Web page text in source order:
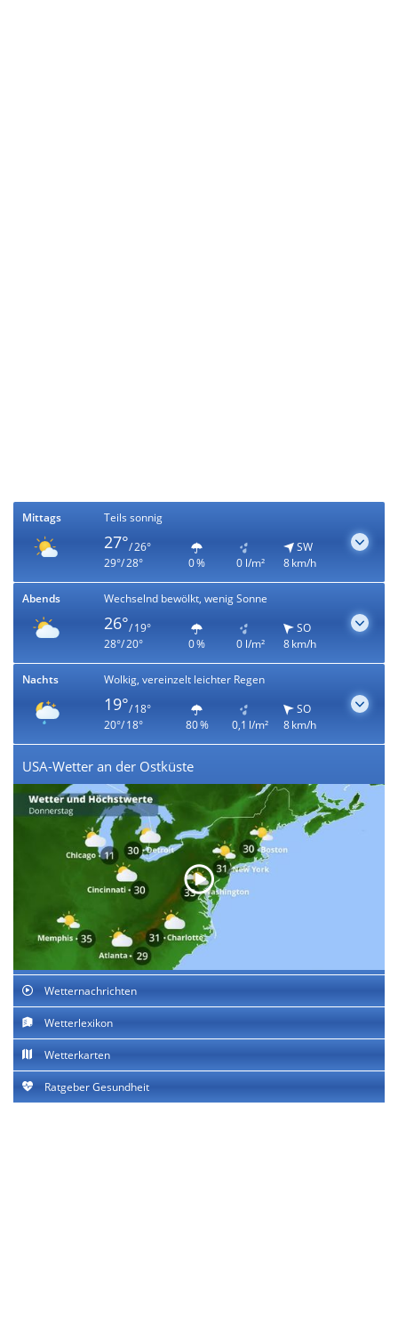
Mittags Teils sonnig
27°/ 26°
29°/ 28°
0 % 0 l/m²
SW
8 km/h
Abends Wechselnd bewölkt, wenig Sonne
26°/ 19°
28°/ 20°
0 % 0 l/m²
SO
8 km/h
Nachts Wolkig, vereinzelt leichter Regen
19°/ 18°
20°/ 18°
80 % 0,1 l/m²
SO
8 km/h
USA-Wetter an der Ostküste
Wetternachrichten
Wetterlexikon
Wetterkarten
Ratgeber Gesundheit